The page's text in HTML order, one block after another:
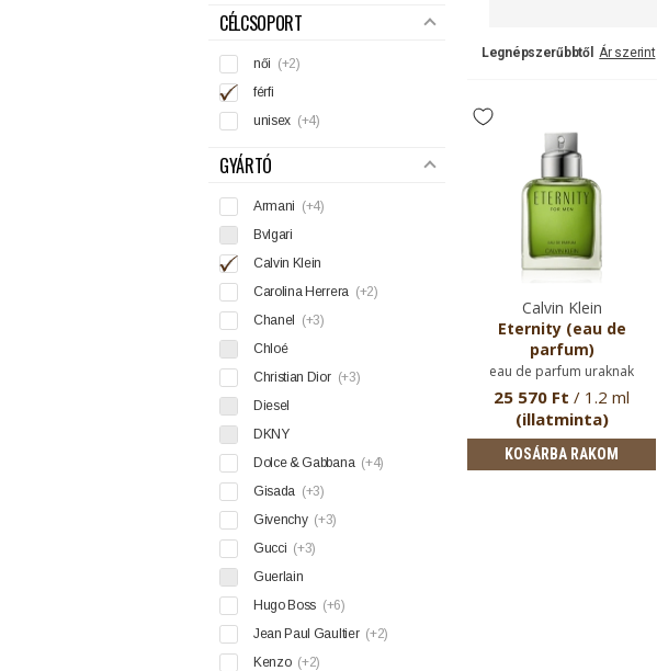
SZŰRÉS
CÉLCSOPORT
női (+2)
férfi
unisex (+4)
GYÁRTÓ
Armani (+4)
Bvlgari
Calvin Klein
Carolina Herrera (+2)
Chanel
(+3)
Chloé
Christian Dior (+3)
Diesel
DKNY
Dolce & Gabbana (+4)
Gisada (+3)
Givenchy (+3)
Gucci (+3)
Guerlain
Hugo Boss (+6)
Jean Paul Gaultier (+2)
Kenzo (+2)
Legnépszerűbbtől Ár szerint
Calvin Klein
Eternity (eau de
parfum)
eau de parfum uraknak
25 570 Ft / 1.2 ml
(illatminta)
KOSÁRBA RAKOM